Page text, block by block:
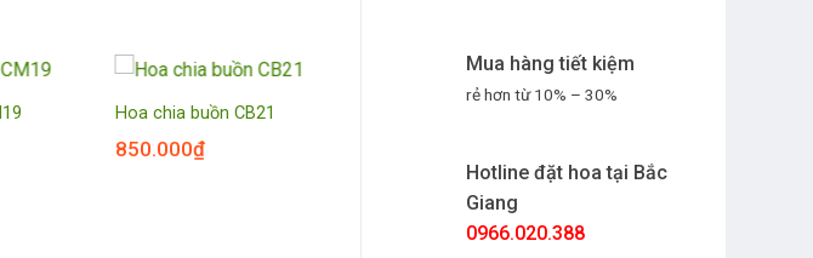
Mua hàng tiết kiệm
rẻ hơn từ 10% – 30%
Hotline đặt hoa tại Bắc
Giang
0966.020.388
Hoa chia buồn CB21
850.000₫